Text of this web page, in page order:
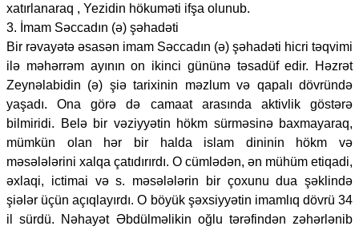
xatırlanaraq , Yezidin hökuməti ifşa olunub.
3. İmam Səccadın (ə) şəhadəti
Bir rəvayətə əsasən imam Səccadın (ə) şəhadəti hicri təqvimi
ilə məhərrəm ayının on ikinci gününə təsadüf edir. Həzrət
Zeynəlabidin (ə) şiə tarixinin məzlum və qapalı dövründə
yaşadı. Ona görə də camaat arasında aktivlik göstərə
bilmiridi. Belə bir vəziyyətin hökm sürməsinə baxmayaraq,
mümkün olan hər bir halda islam dininin hökm və
məsələlərini xalqa çatıdırırdı. O cümlədən, ən mühüm etiqadi,
əxlaqi, ictimai və s. məsələlərin bir çoxunu dua şəklində
şiələr üçün açıqlayırdı. O böyük şəxsiyyətin imamlıq dövrü 34
il sürdü. Nəhayət Əbdülməlikin oğlu tərəfindən zəhərlənib